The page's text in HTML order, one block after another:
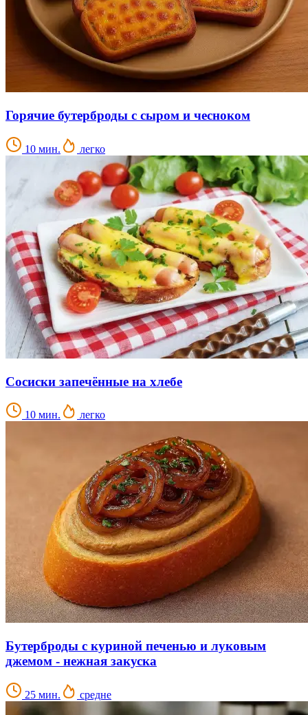
Горячие бутерброды с сыром и чесноком
10 мин. легко
Сосиски запечённые на хлебе
10 мин. легко
Бутерброды с куриной печенью и луковым
джемом - нежная закуска
25 мин. средне